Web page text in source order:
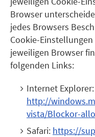
Browser
jedes Browsers
Cookie-
jeweiligen Browser
folgenden Links:
Internet Explorer:
http://
vista/Blockor-
Safari: https://